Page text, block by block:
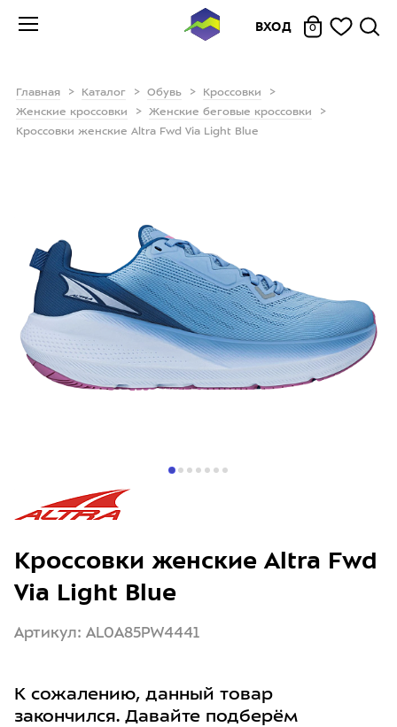
ВХОД 0
Главная Каталог Обувь
Кроссовки
Женские кроссовки
Женские беговые кроссовки
Кроссовки женские Altra Fwd Via Light Blue
Кроссовки женские Altra Fwd
Via Light Blue
Артикул: AL0A85PW4441
К сожалению, данный товар
закончился. Давайте подберём